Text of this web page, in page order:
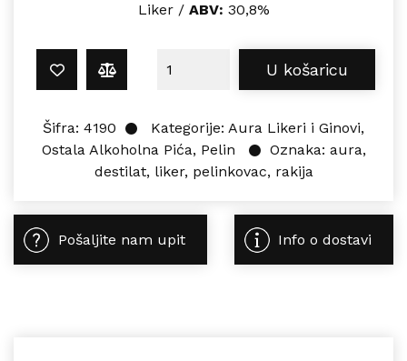
Liker /ABV: 30,8%
Aura PELINKOVAC 0,7L količina
U košaricu
Šifra: 4190 Kategorije: Aura Likeri i Ginovi,
Ostala Alkoholna Pića, Pelin Oznaka: aura,
destilat, liker, pelinkovac, rakija
Pošaljite nam upit Info o dostavi